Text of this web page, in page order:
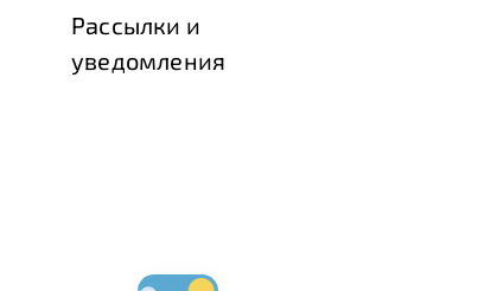
Рассылки и
уведомления